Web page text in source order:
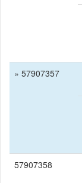
» 57907357
57907358